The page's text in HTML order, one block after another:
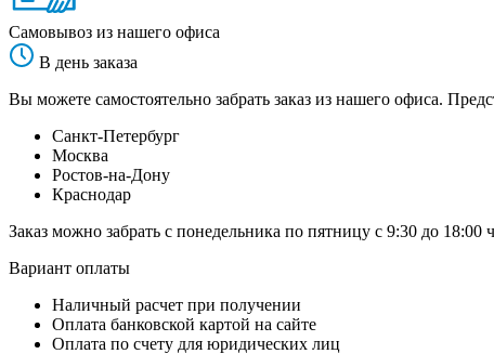
Самовывоз из нашего офиса
В день заказа
Вы можете самостоятельно забрать заказ из нашего офиса.
Санкт-Петербург
Москва
Ростов-на-Дону
Краснодар
Заказ можно забрать с понедельника по пятницу с 9:30 до 18:00
Вариант оплаты
Наличный расчет при получении
Оплата банковской картой на сайте
Оплата по счету для юридических лиц